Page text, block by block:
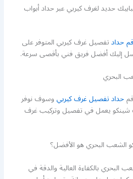
حديد لغرف كيربي عبر حداد أبواب
حدادتفصيل غرف كيربي المتوفر على
إليك أفضل فريق فني بأقصى سرعة.
البحري
حداد تفصيل غرف كيربيوسوف نوفر
يعمل في تفصيل وتركيب غرف
الشعب البحري هو الأفضل؟
البحري بالكفاءة العالية والدقة في